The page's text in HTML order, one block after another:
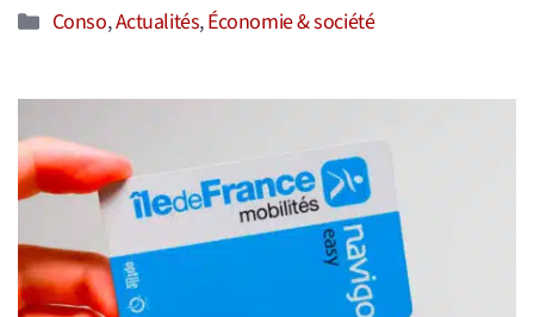
Catégories
Conso,Actualités,Économie & société